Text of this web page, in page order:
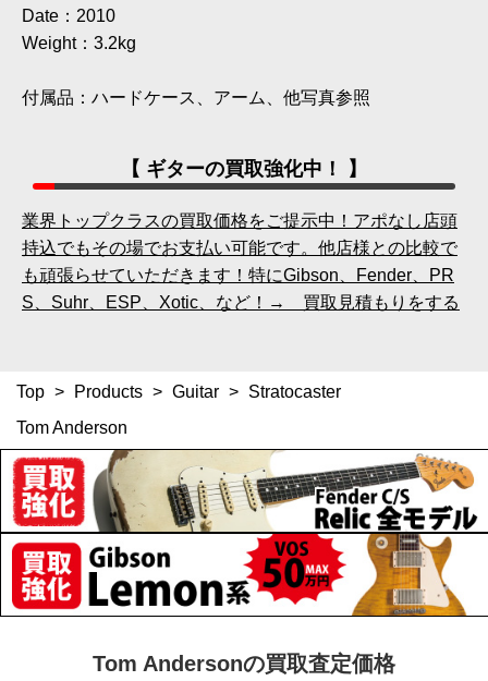
Date：2010
Weight：3.2kg
付属品：ハードケース、アーム、他写真参照
【 ギターの買取強化中！ 】
業界トップクラスの買取価格をご提示中！アポなし店頭
持込でもその場でお支払い可能です。他店様との比較で
も頑張らせていただきます！特にGibson、Fender、PR
S、Suhr、ESP、Xotic、など！→ 買取見積もりをする
Top > Products > Guitar > Stratocaster
Tom Anderson
Tom Andersonの買取査定価格